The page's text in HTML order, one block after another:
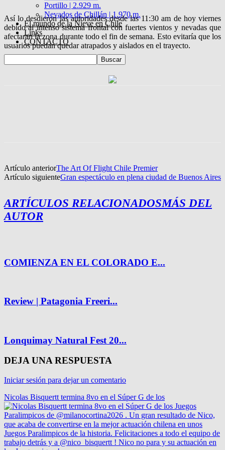
Portillo | 2.929 m.
Nevados de Chillán | 1.970 m.
El mundo de la Nieve en Chile
Links
CONTACTO
Así lo desdieron las autoridades desde las 11:30 am de hoy viernes
debido al intenso sistema frontal con fuertes vientos y nevadas que
afectaran la zona durante todo el fin de semana. Esto evitaría que los
usuarios puedan quedar atrapados y aislados en el trayecto.
Artículo anteriorThe Art Of Flight Chile Premier
Artículo siguienteGran espectáculo en plena ciudad de Buenos Aires
ARTÍCULOS RELACIONADOSMÁS DEL
AUTOR
COMIENZA EN EL COLORADO E...
Review | Patagonia Freeri...
Lonquimay Natural Fest 20...
DEJA UNA RESPUESTA
Iniciar sesión para dejar un comentario
Nicolas Bisquertt termina 8vo en el Súper G de los